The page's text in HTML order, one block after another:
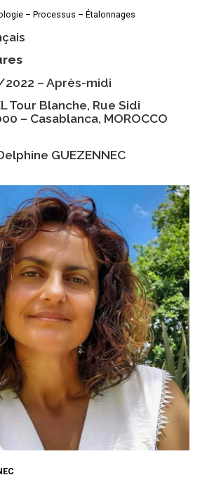
– Processus – Étalonnages
– Après-midi
Tour Blanche, Rue Sidi
– Casablanca, MOROCCO
GUEZENNEC